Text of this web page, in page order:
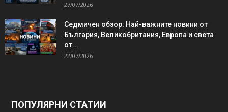
27/07/2026
Седмичен обзор: Най-важните новини от
България, Великобритания, Европа и света
от...
22/07/2026
ПОПУЛЯРНИ СТАТИИ